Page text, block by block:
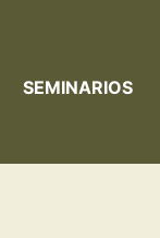
SEMINARIOS